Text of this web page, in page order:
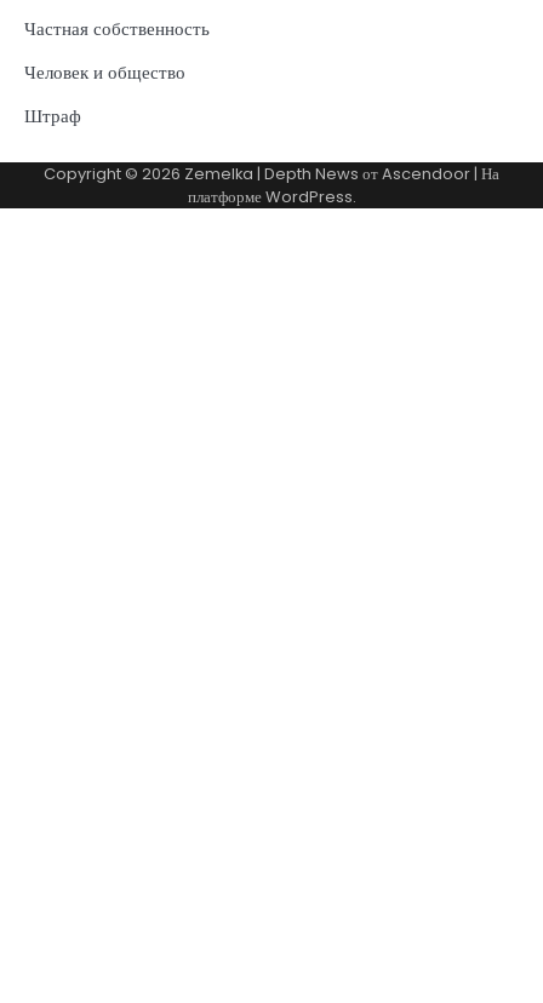
Частная собственность
Человек и общество
Штраф
Copyright © 2026 Zemelka | Depth News отAscendoor | На
платформеWordPress.